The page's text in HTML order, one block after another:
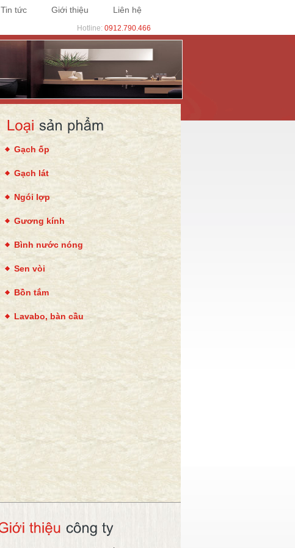
Tin tức Giới thiệu Liên hệ
Hotline: 0912.790.466
Gạch ốp
Gạch lát
Ngói lợp
Gương kính
Bình nước nóng
Sen vòi
Bồn tắm
Lavabo, bàn cầu